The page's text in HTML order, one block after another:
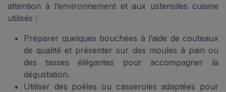
attention à l’environnement et aux ustensiles cuisine
utilisés :
Préparer quelques bouchées à l’aide de couteaux
de qualité et présenter sur des moules à pain ou
des tasses élégantes pour accompagner la
dégustation.
Utiliser des poêles ou casseroles adaptées pour